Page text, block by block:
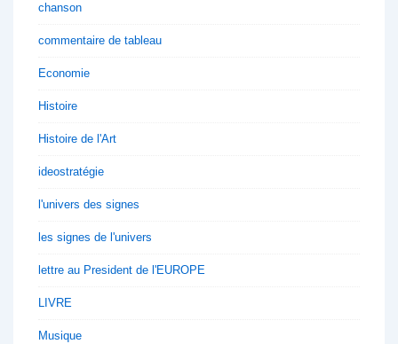
chanson
commentaire de tableau
Economie
Histoire
Histoire de l'Art
ideostratégie
l'univers des signes
les signes de l'univers
lettre au President de l'EUROPE
LIVRE
Musique